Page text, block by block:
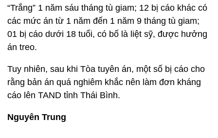
“Trắng” 1 năm sáu tháng tù giam; 12 bị cáo khác có
các mức án từ 1 năm đến 1 năm 9 tháng tù giam;
01 bị cáo dưới 18 tuổi, có bố là liệt sỹ, được hưởng
án treo.
Tuy nhiên, sau khi Tòa tuyên án, một số bị cáo cho
rằng bản án quá nghiêm khắc nên làm đơn kháng
cáo lên TAND tỉnh Thái Bình.
Nguyên Trung